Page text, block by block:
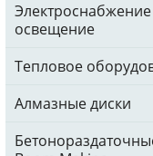
освещение
Тепловое
Алмазные диски